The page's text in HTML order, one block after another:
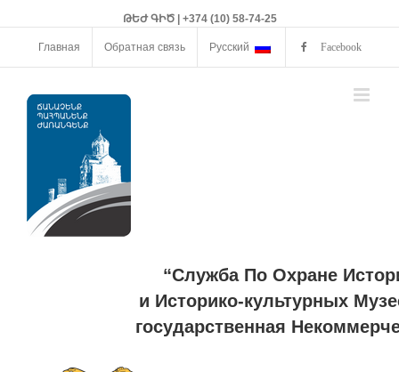
ԹԵԺ ԳԻԾ | +374 (10) 58-74-25
Главная Обратная связь Русский Facebook
“Служба По Охране
и Историко-культурных
государственная